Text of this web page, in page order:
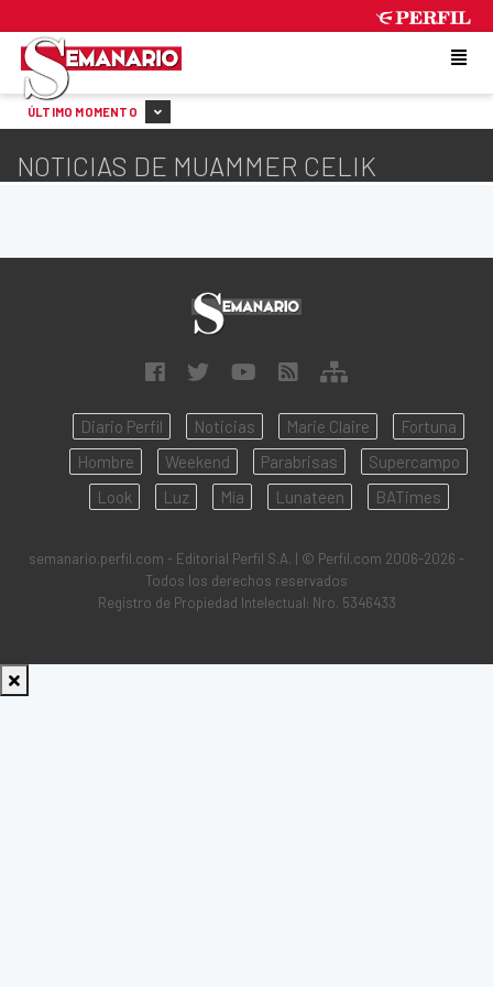
ÚLTIMO MOMENTO
NOTICIAS DE MUAMMER CELIK
Diario Perfil Noticias Marie Claire
Fortuna
Hombre
Weekend Parabrisas
Supercampo
Look
Luz Mía Lunateen BATimes
semanario.perfil.com - Editorial Perfil S.A. | © Perfil.com 2006-2026 -
Todos los derechos reservados
Registro de Propiedad Intelectual: Nro. 5346433